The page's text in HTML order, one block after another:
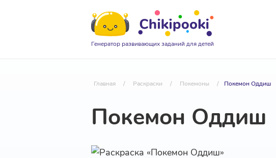
Генератор развивающих заданий для детей
Главная / Раскраски / Покемоны / Покемон Оддиш
Покемон Оддиш